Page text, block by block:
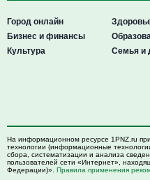
Город онлайн
Бизнес и финансы
Культура
Семья и
На информационном ресурсе 1PNZ.ru
технологии (информационные
сбора, систематизации и анализа
пользователей сети «Интернет»,
Федерации)». Правила применения